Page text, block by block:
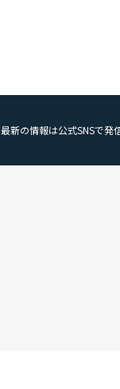
最新の情報は公式SNSで発